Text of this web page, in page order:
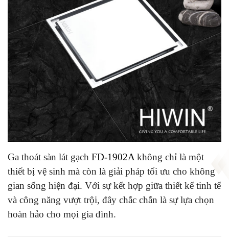
Ga thoát sàn lát gạch FD-1902A không chỉ là một
thiết bị vệ sinh mà còn là giải pháp tối ưu cho không
gian sống hiện đại. Với sự kết hợp giữa thiết kế tinh tế
và công năng vượt trội, đây chắc chắn là sự lựa chọn
hoàn hảo cho mọi gia đình.